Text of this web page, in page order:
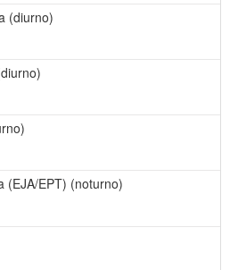
(diurno)
(EJA/EPT) (noturno)